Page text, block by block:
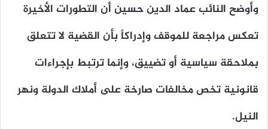
وأوضح النائب عماد الدين حسين أن التطورات الأخيرة
تعكس مراجعة للموقف وإدراكاً بأن القضية لا تتعلق
بملاحقة سياسية أو تضييق، وإنما ترتبط بإجراءات
قانونية تخص مخالفات صارخة على أملاك الدولة ونهر
النيل.